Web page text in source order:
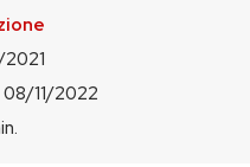
08/11/2022